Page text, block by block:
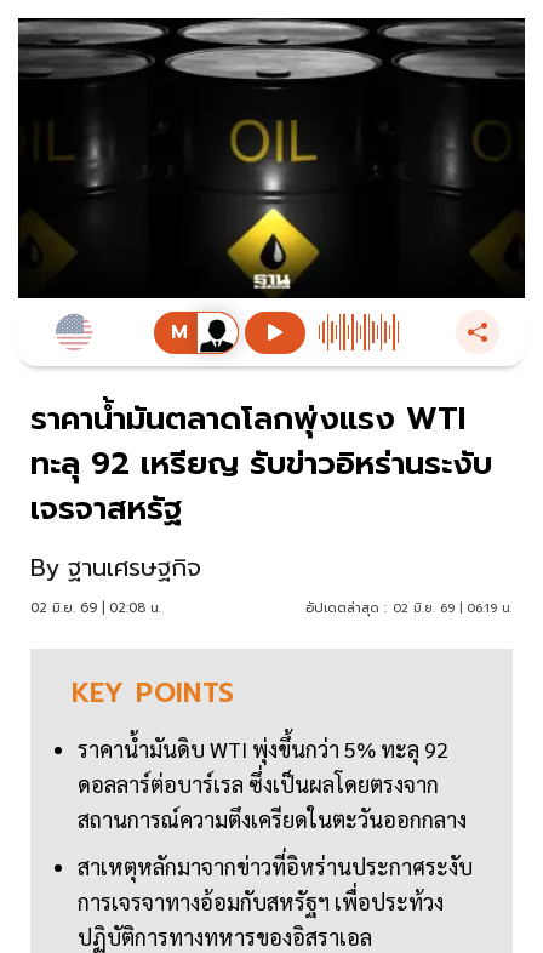
ราคาน้ำมันตลาดโลกพุ่งแรง WTI
ทะลุ 92 เหรียญ รับข่าวอิหร่านระงับ
เจรจาสหรัฐ
By ฐานเศรษฐกิจ
02 มิ.ย. 69 | 02:08 น. อัปเดตล่าสุด : 02 มิ.ย. 69 | 06:19 น.
KEY POINTS
ราคาน้ำมันดิบ WTI พุ่งขึ้นกว่า 5% ทะลุ 92
ดอลลาร์ต่อบาร์เรล ซึ่งเป็นผลโดยตรงจาก
สถานการณ์ความตึงเครียดในตะวันออกกลาง
สาเหตุหลักมาจากข่าวที่อิหร่านประกาศระงับ
การเจรจาทางอ้อมกับสหรัฐฯ เพื่อประท้วง
ปฏิบัติการทางทหารของอิสราเอล